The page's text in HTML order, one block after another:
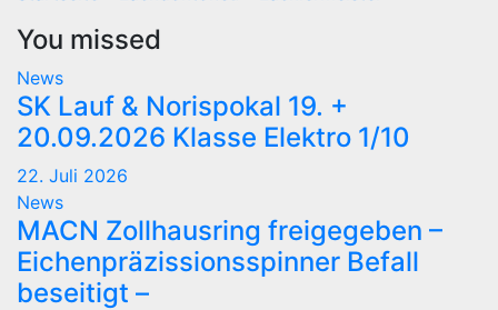
You missed
News
SK Lauf & Norispokal 19. +
20.09.2026 Klasse Elektro 1/10
22. Juli 2026
News
MACN Zollhausring freigegeben –
Eichenpräzissionsspinner Befall
beseitigt –